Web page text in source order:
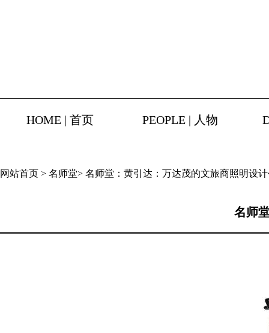
HOME | 首页 PEOPLE | 人物
网站首页 > 名师堂> 名师堂：黄引达：万达茂的文旅商照明设
名师